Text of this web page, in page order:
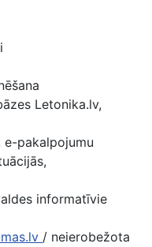
Letonika.lv,
pakalpojumu
informatīvie
/ neierobežota